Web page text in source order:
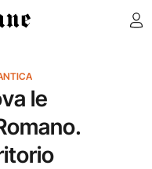
le